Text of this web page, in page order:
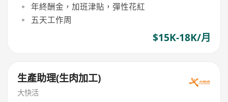
年終酬金，加班津貼，彈性花紅
五天工作周
$15K-18K/月
生產助理(生肉加工)
大快活